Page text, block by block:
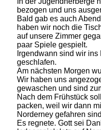
bezogen und uns
Bald gab es auch
haben wir noch die
auf unsere Zimmer
paar Spiele gespielt.
Irgendwann sind wir
geschlafen.
Am nächsten Morgen
Wir haben uns
gewaschen und sind
Nach dem Frühstück
packen, weil wir dann
Norderney gefahren
Es regnete. Gott sei